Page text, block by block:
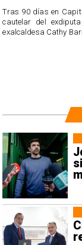
Tras 90 días en
cautelar del
exalcaldesa Cathy